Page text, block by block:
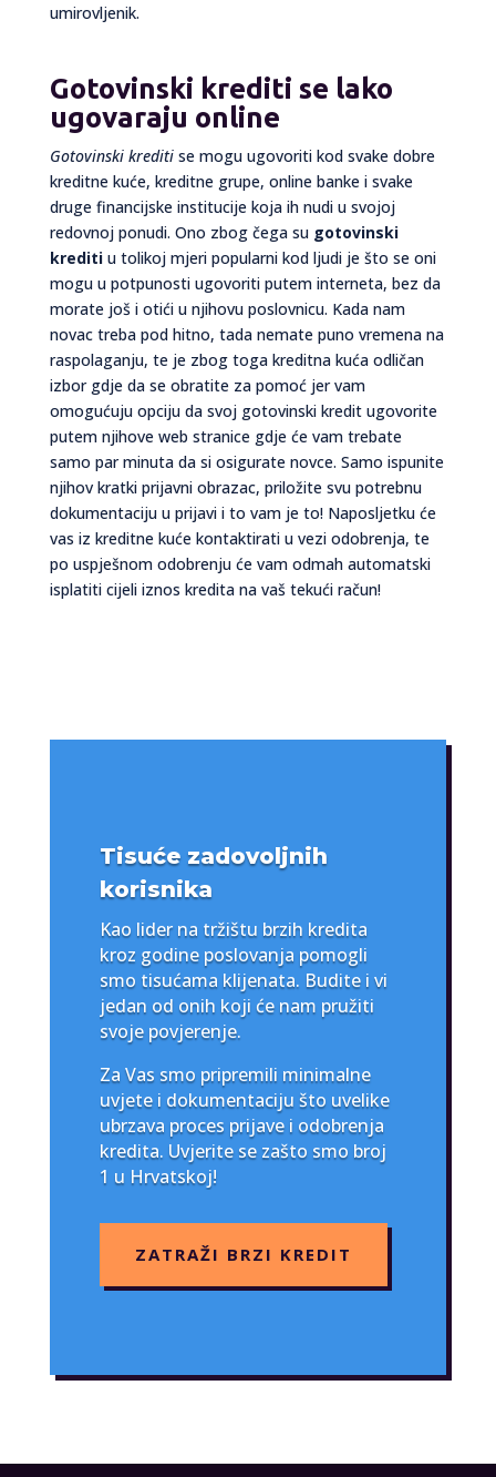
umirovljenik.
Gotovinski krediti se lako
ugovaraju online
Gotovinski krediti se mogu ugovoriti kod svake dobre
kreditne kuće, kreditne grupe, online banke i svake
druge financijske institucije koja ih nudi u svojoj
redovnoj ponudi. Ono zbog čega su gotovinski
krediti u tolikoj mjeri popularni kod ljudi je što se oni
mogu u potpunosti ugovoriti putem interneta, bez da
morate još i otići u njihovu poslovnicu. Kada nam
novac treba pod hitno, tada nemate puno vremena na
raspolaganju, te je zbog toga kreditna kuća odličan
izbor gdje da se obratite za pomoć jer vam
omogućuju opciju da svoj gotovinski kredit ugovorite
putem njihove web stranice gdje će vam trebate
samo par minuta da si osigurate novce. Samo ispunite
njihov kratki prijavni obrazac, priložite svu potrebnu
dokumentaciju u prijavi i to vam je to! Naposljetku će
vas iz kreditne kuće kontaktirati u vezi odobrenja, te
po uspješnom odobrenju će vam odmah automatski
isplatiti cijeli iznos kredita na vaš tekući račun!
Tisuće zadovoljnih
korisnika
Kao lider na tržištu brzih kredita
kroz godine poslovanja pomogli
smo tisućama klijenata. Budite i vi
jedan od onih koji će nam pružiti
svoje povjerenje.
Za Vas smo pripremili minimalne
uvjete i dokumentaciju što uvelike
ubrzava proces prijave i odobrenja
kredita. Uvjerite se zašto smo broj
1 u Hrvatskoj!
ZATRAŽI BRZI KREDIT